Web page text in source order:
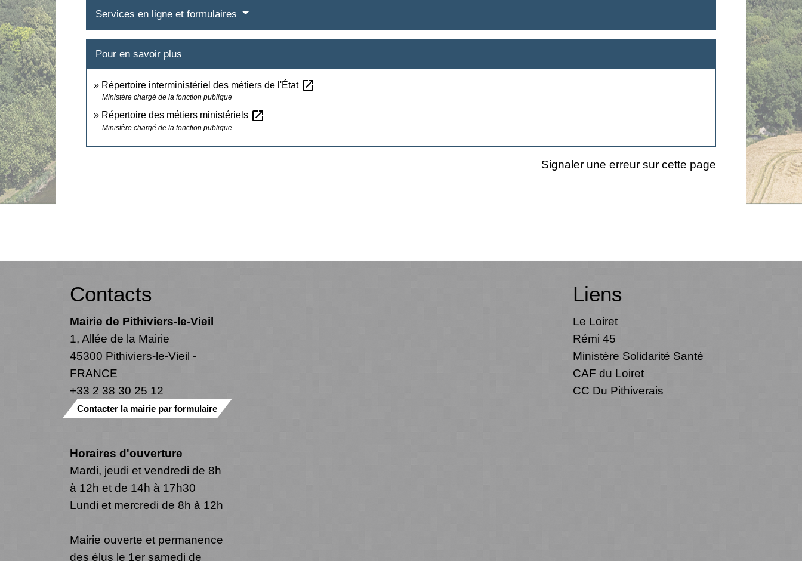
Services en ligne et formulaires
Pour en savoir plus
Répertoire interministériel des métiers de l'État open_in_new
Ministère chargé de la fonction publique
Répertoire des métiers ministériels open_in_new
Ministère chargé de la fonction publique
Signaler une erreur sur cette page
Contacts
Mairie de Pithiviers-le-Vieil
1, Allée de la Mairie
45300 Pithiviers-le-Vieil -
FRANCE
+33 2 38 30 25 12
Contacter la mairie par formulaire
Horaires d'ouverture
Mardi, jeudi et vendredi de 8h
à 12h et de 14h à 17h30
Lundi et mercredi de 8h à 12h
Mairie ouverte et permanence
des élus le 1er samedi de
Liens
Le Loiret
Rémi 45
Ministère Solidarité Santé
CAF du Loiret
CC Du Pithiverais